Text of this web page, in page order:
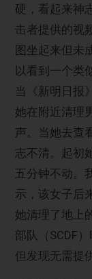
硬，看起来神
击者提供的视
图坐起来但未
以看到一个类
当《新明日报
她在附近清理
声。当她去查
志不清。起初
五分钟不动。
示，该女子后
她清理了地上
部队（SCDF
但发现无需提